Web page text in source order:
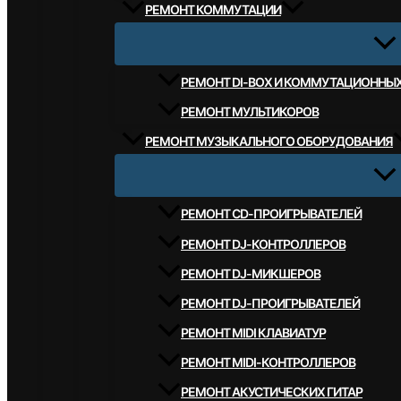
РЕМОНТ КОММУТАЦИИ
РЕМОНТ DI-BOX И
РЕМОНТ МУЛЬТИКОРОВ
РЕМОНТ МУЗЫКАЛЬНОГО ОБОРУДОВАНИЯ
РЕМОНТ CD-ПРОИГРЫВАТЕЛЕЙ
РЕМОНТ DJ-КОНТРОЛЛЕРОВ
РЕМОНТ DJ-МИКШЕРОВ
РЕМОНТ DJ-ПРОИГРЫВАТЕЛЕЙ
РЕМОНТ MIDI КЛАВИАТУР
РЕМОНТ MIDI-КОНТРОЛЛЕРОВ
РЕМОНТ АКУСТИЧЕСКИХ ГИТАР